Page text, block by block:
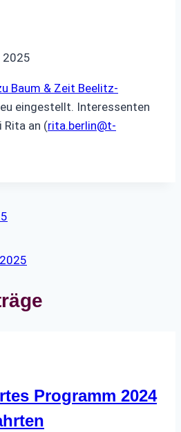
2025
Baum & Zeit Beelitz-
eingestellt. Interessenten
Rita an (rita.berlin@t-
Programm 2024